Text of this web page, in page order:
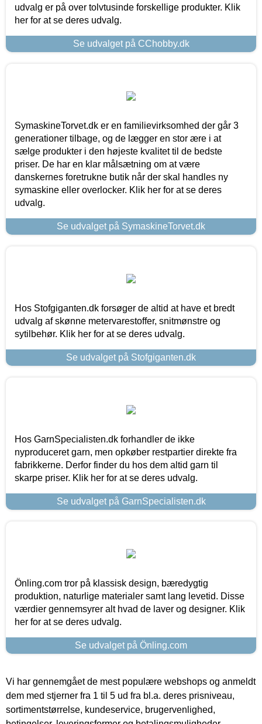
udvalg er på over tolvtusinde forskellige produkter. Klik
her for at se deres udvalg.
Se udvalget på CChobby.dk
SymaskineTorvet.dk er en familievirksomhed der går 3
generationer tilbage, og de lægger en stor ære i at
sælge produkter i den højeste kvalitet til de bedste
priser. De har en klar målsætning om at være
danskernes foretrukne butik når der skal handles ny
symaskine eller overlocker. Klik her for at se deres
udvalg.
Se udvalget på SymaskineTorvet.dk
Hos Stofgiganten.dk forsøger de altid at have et bredt
udvalg af skønne metervarestoffer, snitmønstre og
sytilbehør. Klik her for at se deres udvalg.
Se udvalget på Stofgiganten.dk
Hos GarnSpecialisten.dk forhandler de ikke
nyproduceret garn, men opkøber restpartier direkte fra
fabrikkerne. Derfor finder du hos dem altid garn til
skarpe priser. Klik her for at se deres udvalg.
Se udvalget på GarnSpecialisten.dk
Önling.com tror på klassisk design, bæredygtig
produktion, naturlige materialer samt lang levetid. Disse
værdier gennemsyrer alt hvad de laver og designer. Klik
her for at se deres udvalg.
Se udvalget på Önling.com
Vi har gennemgået de mest populære webshops og anmeldt
dem med stjerner fra 1 til 5 ud fra bl.a. deres prisniveau,
sortimentstørrelse, kundeservice, brugervenlighed,